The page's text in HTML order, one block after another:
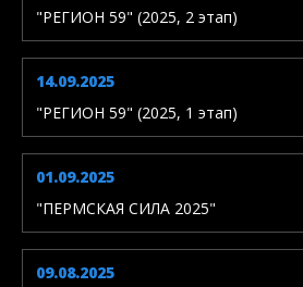
"РЕГИОН 59" (2025, 2 этап)
14.09.2025
"РЕГИОН 59" (2025, 1 этап)
01.09.2025
"ПЕРМСКАЯ СИЛА 2025"
09.08.2025